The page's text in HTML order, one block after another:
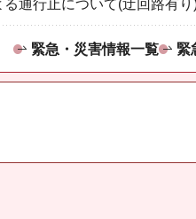
通行止について(迂回路有り
緊急・災害情報一覧 緊